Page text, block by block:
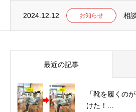
2024.12.12 お知らせ
最近の記事
「靴を履くの
けた！...